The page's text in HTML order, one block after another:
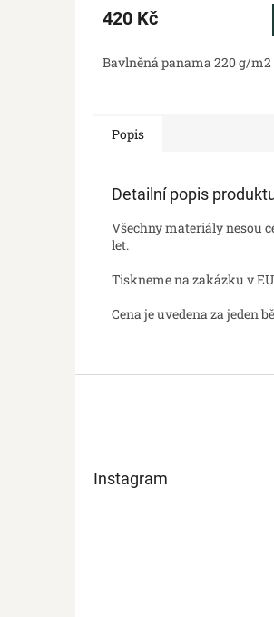
420 Kč
Bavlněná panama 220 g/
Popis
Detailní popis
Všechny materiály nesou
let.
Tiskneme na zakázku v
Cena je uvedena za jeden
Instagram